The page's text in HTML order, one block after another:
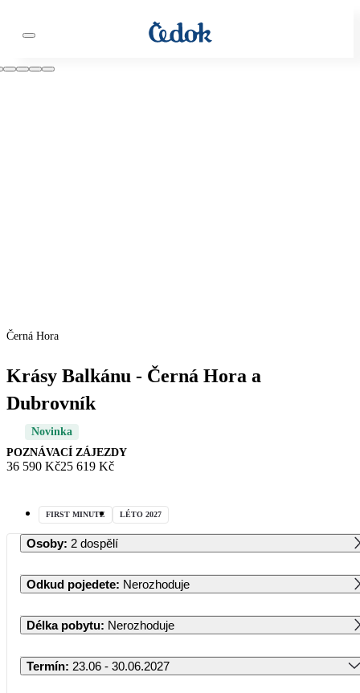
Černá Hora
Krásy Balkánu - Černá Hora a
Dubrovník
Novinka
POZNÁVACÍ ZÁJEZDY
36 590 Kč25 619 Kč
FIRST MINUTE LÉTO 2027
Osoby: 2 dospělí
Odkud pojedete: Nerozhoduje
Délka pobytu: Nerozhoduje
Termín: 23.06 - 30.06.2027